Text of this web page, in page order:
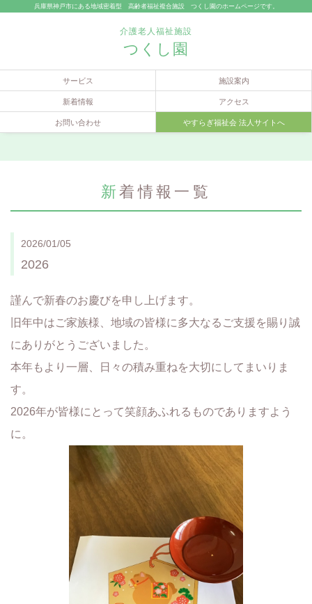
兵庫県神戸市にある地域密着型 高齢者福祉複合施設 つくし園のホームページです。
介護老人福祉施設
つくし園
サービス 施設案内
新着情報 アクセス
お問い合わせ やすらぎ福祉会 法人サイトへ
新着情報一覧
2026/01/05
2026
謹んで新春のお慶びを申し上げます。
旧年中はご家族様、地域の皆様に多大なるご支援を賜り誠
にありがとうございました。
本年もより一層、日々の積み重ねを大切にしてまいりま
す。
2026年が皆様にとって笑顔あふれるものでありますよう
に。